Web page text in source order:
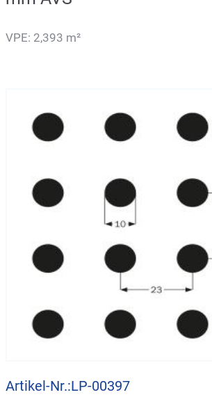
VPE: 2,393 m²
Artikel-Nr.:LP-00397